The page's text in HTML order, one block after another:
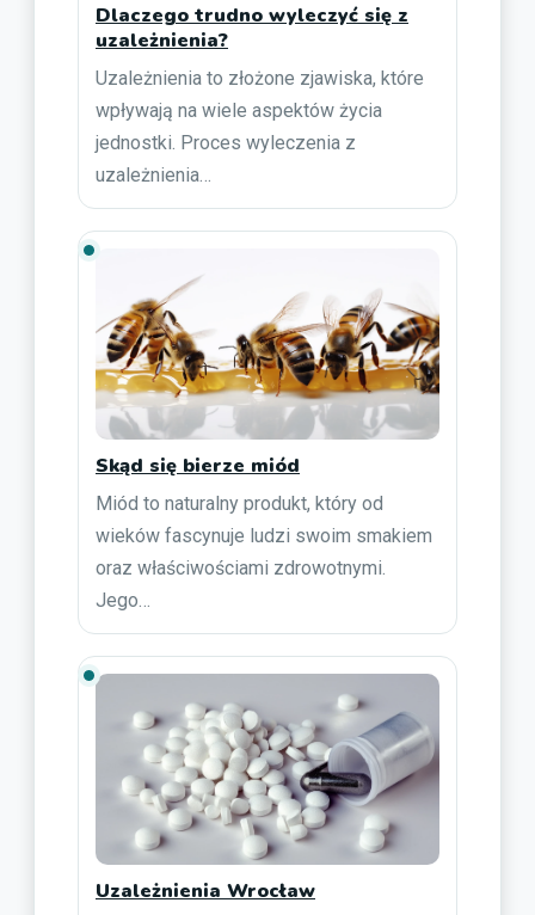
Dlaczego trudno wyleczyć się z
uzależnienia?
Uzależnienia to złożone zjawiska, które
wpływają na wiele aspektów życia
jednostki. Proces wyleczenia z
uzależnienia…
Skąd się bierze miód
Miód to naturalny produkt, który od
wieków fascynuje ludzi swoim smakiem
oraz właściwościami zdrowotnymi.
Jego…
Uzależnienia Wrocław